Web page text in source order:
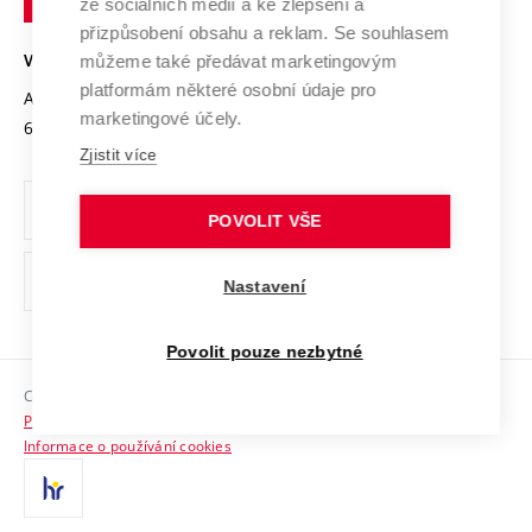
Open Science
Projekty
Projekty ze strukturálních fondů
Specifický výzkum
Univerzitní sítě
Bezpečná univerzita
Vyznamenání
Organizační struktura
Ochrana osobních údajů
odkaz)
Sociální bezpečí
HR Award
Kontakty
VYSOKÉ UČENÍ TECHNICKÉ V BRNĚ
Antonínská 548/1
602 00 Brno
www.vut.cz
vut@vutbr.cz
Copyright © 2026 VUT
Prohlášení o přístupnosti
Informace o používání cookies
ze sociálních médií a ke zlepšení a
přizpůsobení obsahu a reklam. Se souhlasem
můžeme také předávat marketingovým
platformám některé osobní údaje pro
marketingové účely.
Zjistit více
POVOLIT VŠE
Nastavení
Povolit pouze nezbytné